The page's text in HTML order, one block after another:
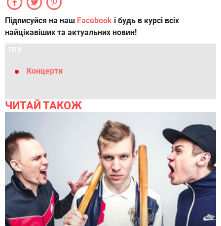
Підписуйся на наш Facebook і будь в курсі всіх
найцікавіших та актуальних новин!
ТЕГИ
Концерти
ЧИТАЙ ТАКОЖ